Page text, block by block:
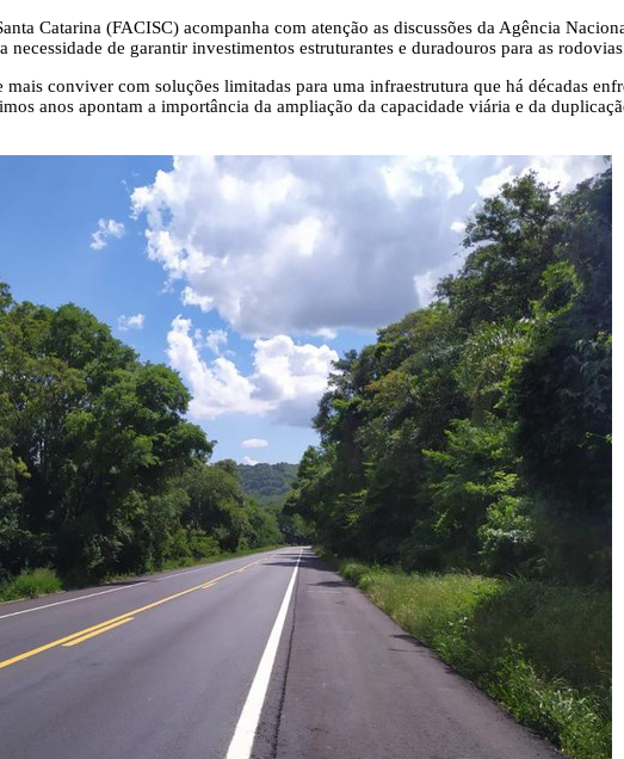
Catarina (FACISC) acompanha com atenção as discussões da Agência
de garantir investimentos estruturantes e duradouros para as
mais conviver com soluções limitadas para uma infraestrutura que há décadas
anos apontam a importância da ampliação da capacidade viária e da